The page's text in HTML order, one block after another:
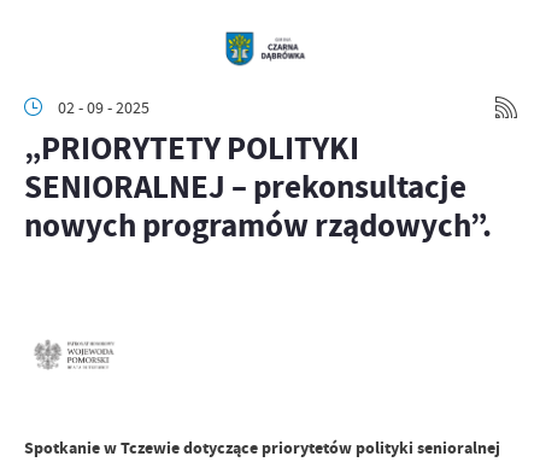
02 - 09 - 2025
„PRIORYTETY POLITYKI
SENIORALNEJ – prekonsultacje
nowych programów rządowych”.
Spotkanie w Tczewie dotyczące priorytetów polityki senioralnej